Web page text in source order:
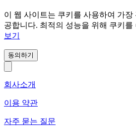
이 웹 사이트는 쿠키를 사용하여 가장
공합니다. 최적의 성능을 위해 쿠키를
보기
동의하기
회사소개
이용 약관
자주 묻는 질문